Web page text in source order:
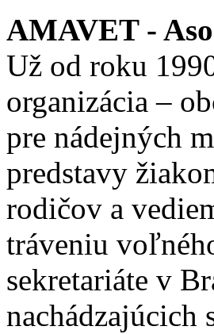
AMAVET -
Už od roku
organizácia –
pre nádejných
predstavy
rodičov a
tráveniu
sekretariáte v
nachádzajúcich